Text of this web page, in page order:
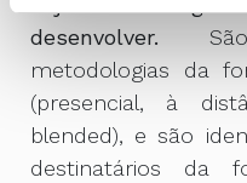
desenvolver. São
metodologias da
(presencial, à
blended), e são
destinatários da